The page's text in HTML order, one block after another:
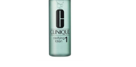
verlanglijst